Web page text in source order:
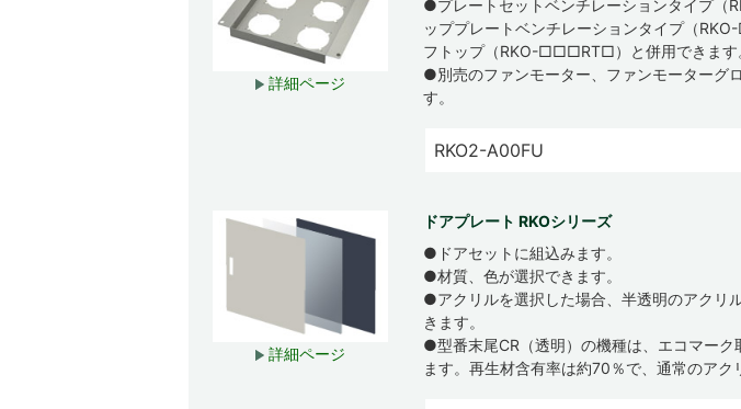
詳細ページ
●プレートセットベンチレーションタイプ
ッププレートベンチレーションタイプ（
フトップ（RKO-□□□RT□）と併用できます
●別売のファンモーター、ファンモーターグ
す。
RKO2-A00FU
詳細ページ
ドアプレート RKOシリーズ
●ドアセットに組込みます。
●材質、色が選択できます。
●アクリルを選択した場合、半透明のアクリ
きます。
●型番末尾CR（透明）の機種は、エコマー
ます。再生材含有率は約70％で、通常のアク